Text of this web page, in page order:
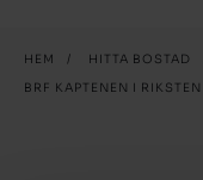
HEM / HITTA BOSTAD
BRF KAPTENEN I RIKSTEN